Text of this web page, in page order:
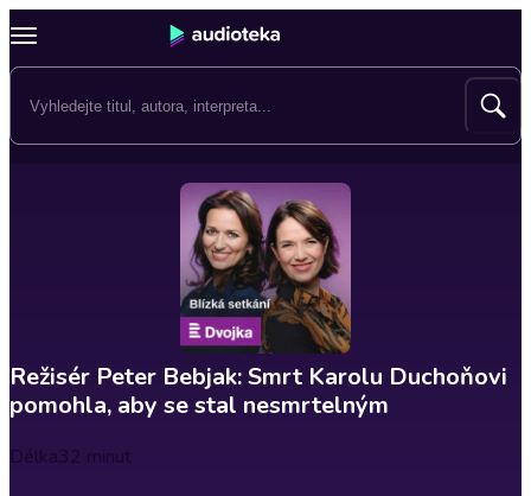
Režisér Peter Bebjak: Smrt Karolu Duchoňovi
pomohla, aby se stal nesmrtelným
Délka32 minut